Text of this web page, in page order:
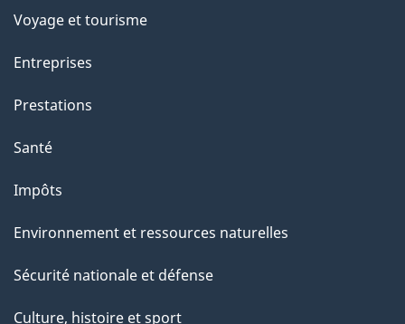
t
t
p
a
e
Voyage et tourisme
Entreprises
Prestations
Santé
Impôts
Environnement et ressources naturelles
Sécurité nationale et défense
Culture, histoire et sport